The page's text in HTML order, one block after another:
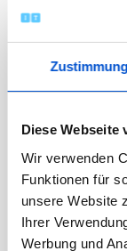
Zustimmung
Diese Webseite
Wir verwenden
Funktionen für
unsere Website
Ihrer
Werbung und
Februar 2020
Dezember 2019
November
August 2019
Juli 2019
Juni 2019